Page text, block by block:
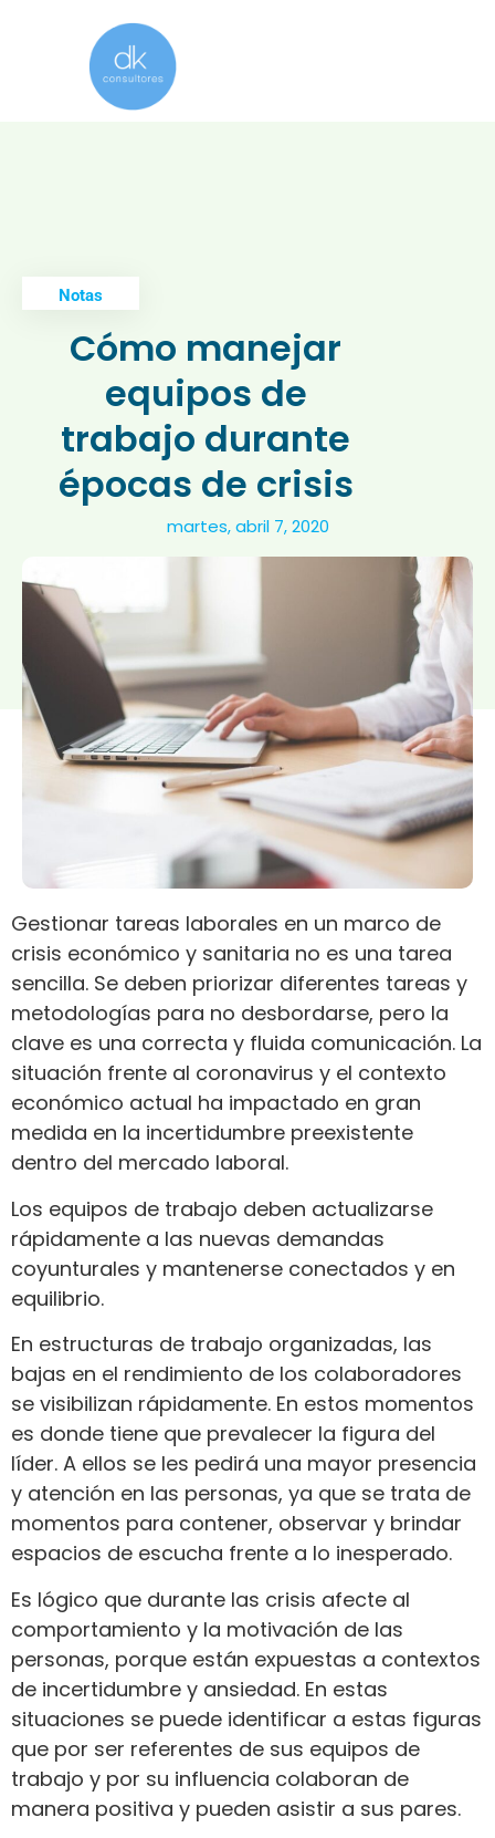
Notas
Cómo manejar
equipos de
trabajo durante
épocas de crisis
martes, abril 7, 2020
Gestionar tareas laborales en un marco de
crisis económico y sanitaria no es una tarea
sencilla. Se deben priorizar diferentes tareas y
metodologías para no desbordarse, pero la
clave es una correcta y fluida comunicación. La
situación frente al coronavirus y el contexto
económico actual ha impactado en gran
medida en la incertidumbre preexistente
dentro del mercado laboral.
Los equipos de trabajo deben actualizarse
rápidamente a las nuevas demandas
coyunturales y mantenerse conectados y en
equilibrio.
En estructuras de trabajo organizadas, las
bajas en el rendimiento de los colaboradores
se visibilizan rápidamente. En estos momentos
es donde tiene que prevalecer la figura del
líder. A ellos se les pedirá una mayor presencia
y atención en las personas, ya que se trata de
momentos para contener, observar y brindar
espacios de escucha frente a lo inesperado.
Es lógico que durante las crisis afecte al
comportamiento y la motivación de las
personas, porque están expuestas a contextos
de incertidumbre y ansiedad. En estas
situaciones se puede identificar a estas figuras
que por ser referentes de sus equipos de
trabajo y por su influencia colaboran de
manera positiva y pueden asistir a sus pares.